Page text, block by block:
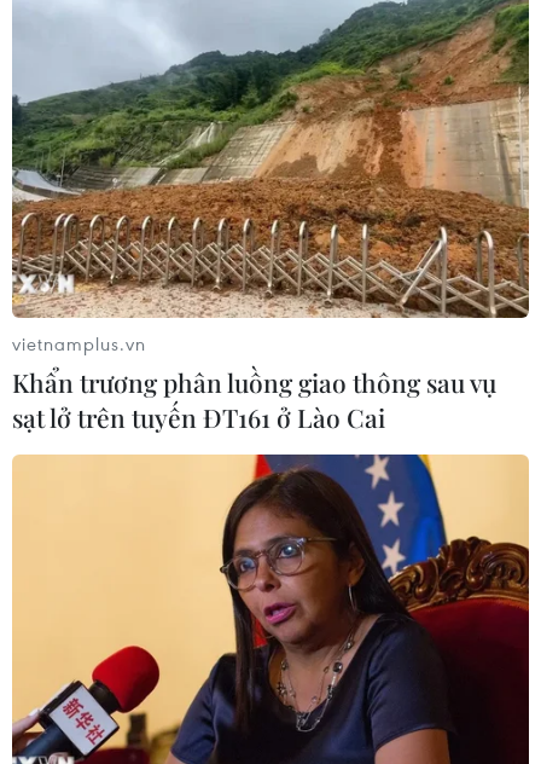
vietnamplus.vn
Khẩn trương phân luồng giao thông sau vụ
sạt lở trên tuyến ĐT161 ở Lào Cai